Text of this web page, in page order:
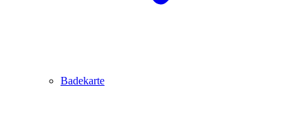
Badekarte